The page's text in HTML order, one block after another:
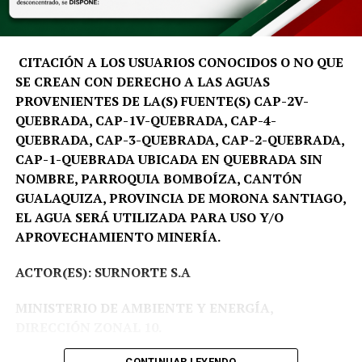
sostenible de Galápagos», señala David Santiago Salinas
Aleaga, docente e investigador de la carrera de Turismo
de la UTPL.
La metodología del programa inicia con una fase de
preparación virtual y culmina con una inmersión
académica en la isla Santa Cruz. Durante esta etapa, los
equipos multidisciplinarios trabajarán de manera
conjunta con actores estratégicos de la región, entre
ellos la Fundación Charles Darwin, el Parque Nacional
Galápagos, la Cámara de Comercio local, organizaciones
sociales y emprendedores. Este trabajo colaborativo
permitirá que las propuestas se construyan desde la
realidad del territorio y cuenten con mayores
posibilidades de implementación.
innovación. Esa interacción permite que quienes
CITACIÓN A LOS USUARIOS CONOCIDOS O NO QUE
SE CREAN CON DERECHO A LAS AGUAS
PROVENIENTES DE LA(S) FUENTE(S) CAP-2V-
QUEBRADA, CAP-1V-QUEBRADA, CAP-4-
QUEBRADA, CAP-3-QUEBRADA, CAP-2-QUEBRADA,
CAP-1-QUEBRADA UBICADA EN QUEBRADA SIN
NOMBRE, PARROQUIA BOMBOÍZA, CANTÓN
GUALAQUIZA, PROVINCIA DE MORONA SANTIAGO,
EL AGUA SERÁ UTILIZADA PARA USO Y/O
APROVECHAMIENTO MINERÍA.
ACTOR(ES): SURNORTE S.A
MINISTERIO DE AMBIENTE Y ENERGÍA,